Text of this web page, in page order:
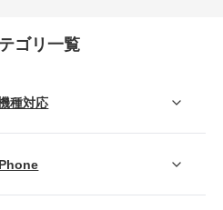
ゴリ一覧
種対応